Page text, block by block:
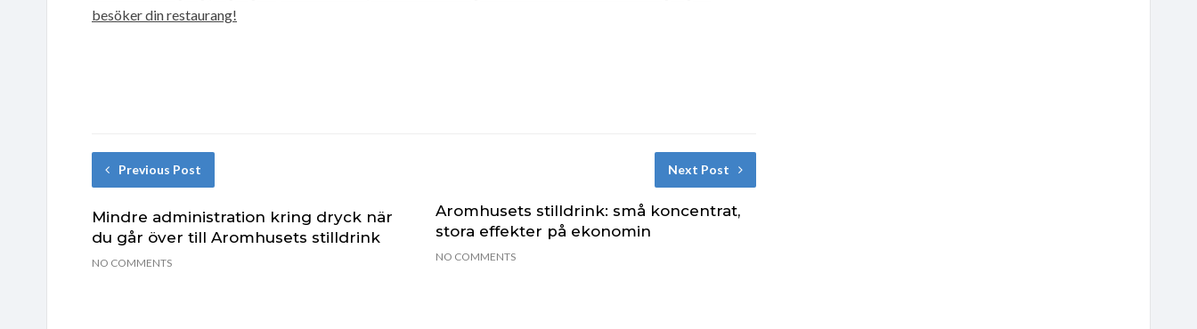
besöker din restaurang!
Previous Post
Mindre administration kring dryck när
du går över till Aromhusets stilldrink
NO COMMENTS
Next Post
Aromhusets stilldrink: små koncentrat,
stora effekter på ekonomin
NO COMMENTS